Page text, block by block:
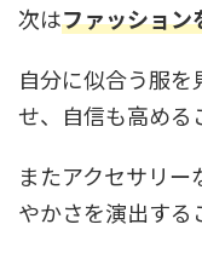
次はファッション
自分に似合う服
せ、自信も高める
またアクセサリ
やかさを演出する